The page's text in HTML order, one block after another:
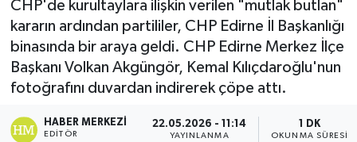
CHP'de kurultaylara ilişkin verilen "mutlak butlan"
kararın ardından partililer, CHP Edirne İl Başkanlığı
binasında bir araya geldi. CHP Edirne Merkez İlçe
Başkanı Volkan Akgüngör, Kemal Kılıçdaroğlu'nun
fotoğrafını duvardan indirerek çöpe attı.
HABER MERKEZI
EDITÖR
22.05.2026 - 11:14
YAYINLANMA
1 DK
OKUNMA SÜRESI
Siyaset
Spor
Kültür Sanat
Magazin
Medya
Sağlık
Tüm Manşetler
Son Dakika Haberleri
Haber Arşivi